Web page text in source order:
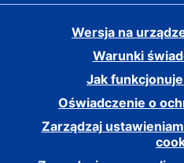
Wersja na
Warunki
Jak
Oświadczenie o
Zarządzaj